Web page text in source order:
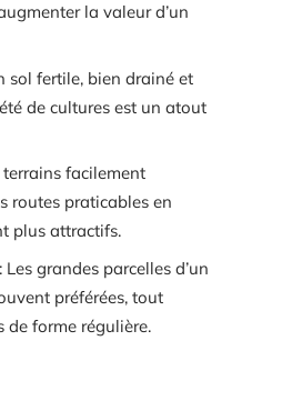
la valeur d’un
sol fertile, bien drainé et
de cultures est un atout
terrains facilement
routes praticables en
plus attractifs.
: Les grandes parcelles d’un
préférées, tout
de forme régulière.